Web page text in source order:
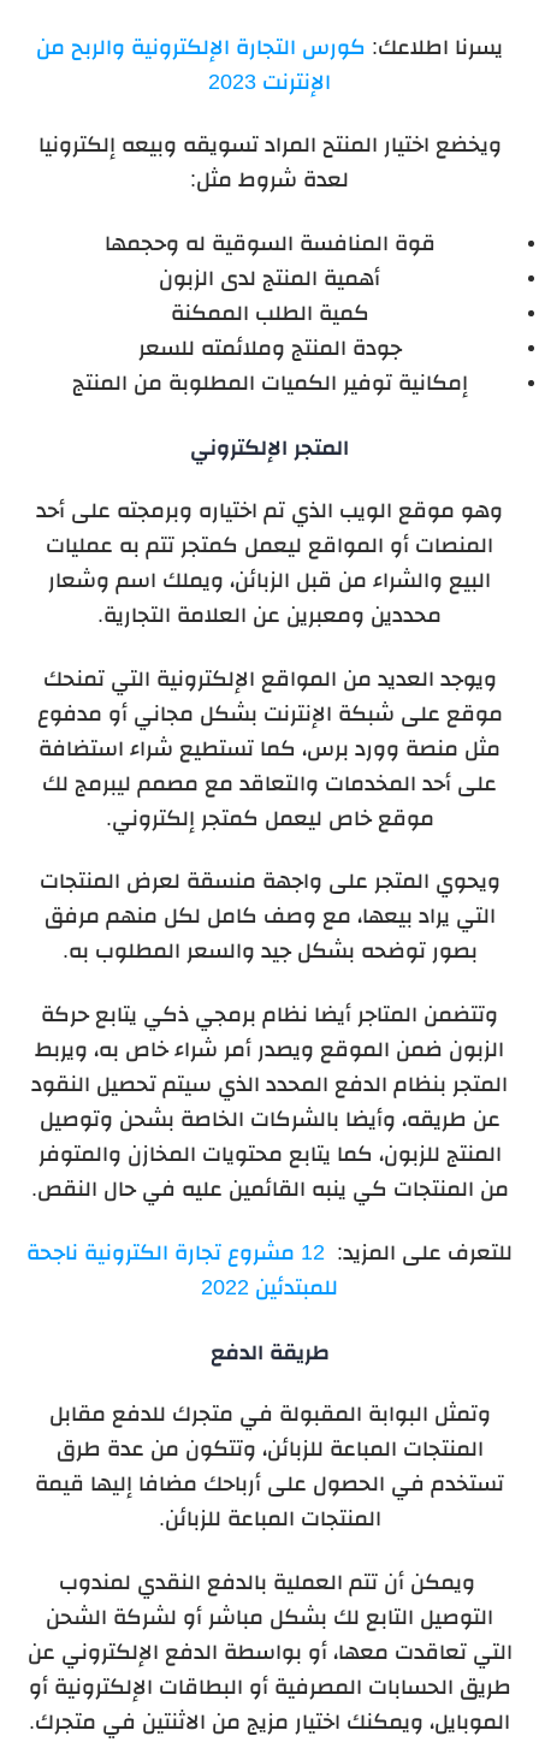
يسرنا اطلاعك: كورس التجارة الإلكترونية والربح من
الإنترنت 2023
ويخضع اختيار المنتح المراد تسويقه وبيعه إلكترونيا
لعدة شروط مثل:
قوة المنافسة السوقية له وحجمها
أهمية المنتج لدى الزبون
كمية الطلب الممكنة
جودة المنتج وملائمته للسعر
إمكانية توفير الكميات المطلوبة من المنتج
المتجر الإلكتروني
وهو موقع الويب الذي تم اختياره وبرمجته على أحد
المنصات أو المواقع ليعمل كمتجر تتم به عمليات
البيع والشراء من قبل الزبائن، ويملك اسم وشعار
محددين ومعبرين عن العلامة التجارية.
ويوجد العديد من المواقع الإلكترونية التي تمنحك
موقع على شبكة الإنترنت بشكل مجاني أو مدفوع
مثل منصة وورد برس، كما تستطيع شراء استضافة
على أحد المخدمات والتعاقد مع مصمم ليبرمج لك
موقع خاص ليعمل كمتجر إلكتروني.
ويحوي المتجر على واجهة منسقة لعرض المنتجات
التي يراد بيعها، مع وصف كامل لكل منهم مرفق
بصور توضحه بشكل جيد والسعر المطلوب به.
وتتضمن المتاجر أيضا نظام برمجي ذكي يتابع حركة
الزبون ضمن الموقع ويصدر أمر شراء خاص به، ويربط
المتجر بنظام الدفع المحدد الذي سيتم تحصيل النقود
عن طريقه، وأيضا بالشركات الخاصة بشحن وتوصيل
المنتج للزبون، كما يتابع محتويات المخازن والمتوفر
من المنتجات كي ينبه القائمين عليه في حال النقص.
للتعرف على المزيد:
12 مشروع تجارة الكترونية ناجحة
للمبتدئين 2022
طريقة الدفع
وتمثل البوابة المقبولة في متجرك للدفع مقابل
المنتجات المباعة للزبائن، وتتكون من عدة طرق
تستخدم في الحصول على أرباحك مضافا إليها قيمة
المنتجات المباعة للزبائن.
ويمكن أن تتم العملية بالدفع النقدي لمندوب
التوصيل التابع لك بشكل مباشر أو لشركة الشحن
التي تعاقدت معها، أو بواسطة الدفع الإلكتروني عن
طريق الحسابات المصرفية أو البطاقات الإلكترونية أو
الموبايل، ويمكنك اختيار مزيج من الاثنتين في متجرك.